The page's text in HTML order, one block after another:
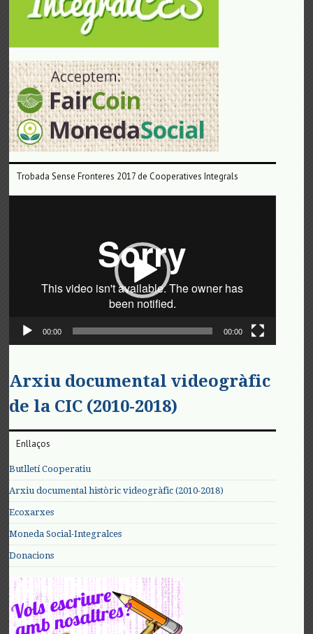
Trobada Sense Fronteres 2017 de Cooperatives Integrals
00:00 00:00
Arxiu documental videogràfic
de la CIC (2010-2018)
Enllaços
Butlletí Cooperatiu
Arxiu documental històric videogràfic (2010-2018)
Ecoxarxes
Moneda Social-Integralces
Donacions